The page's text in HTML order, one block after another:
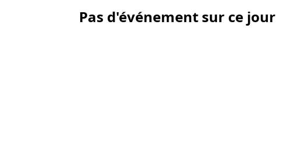
Pas d'événement sur ce jour